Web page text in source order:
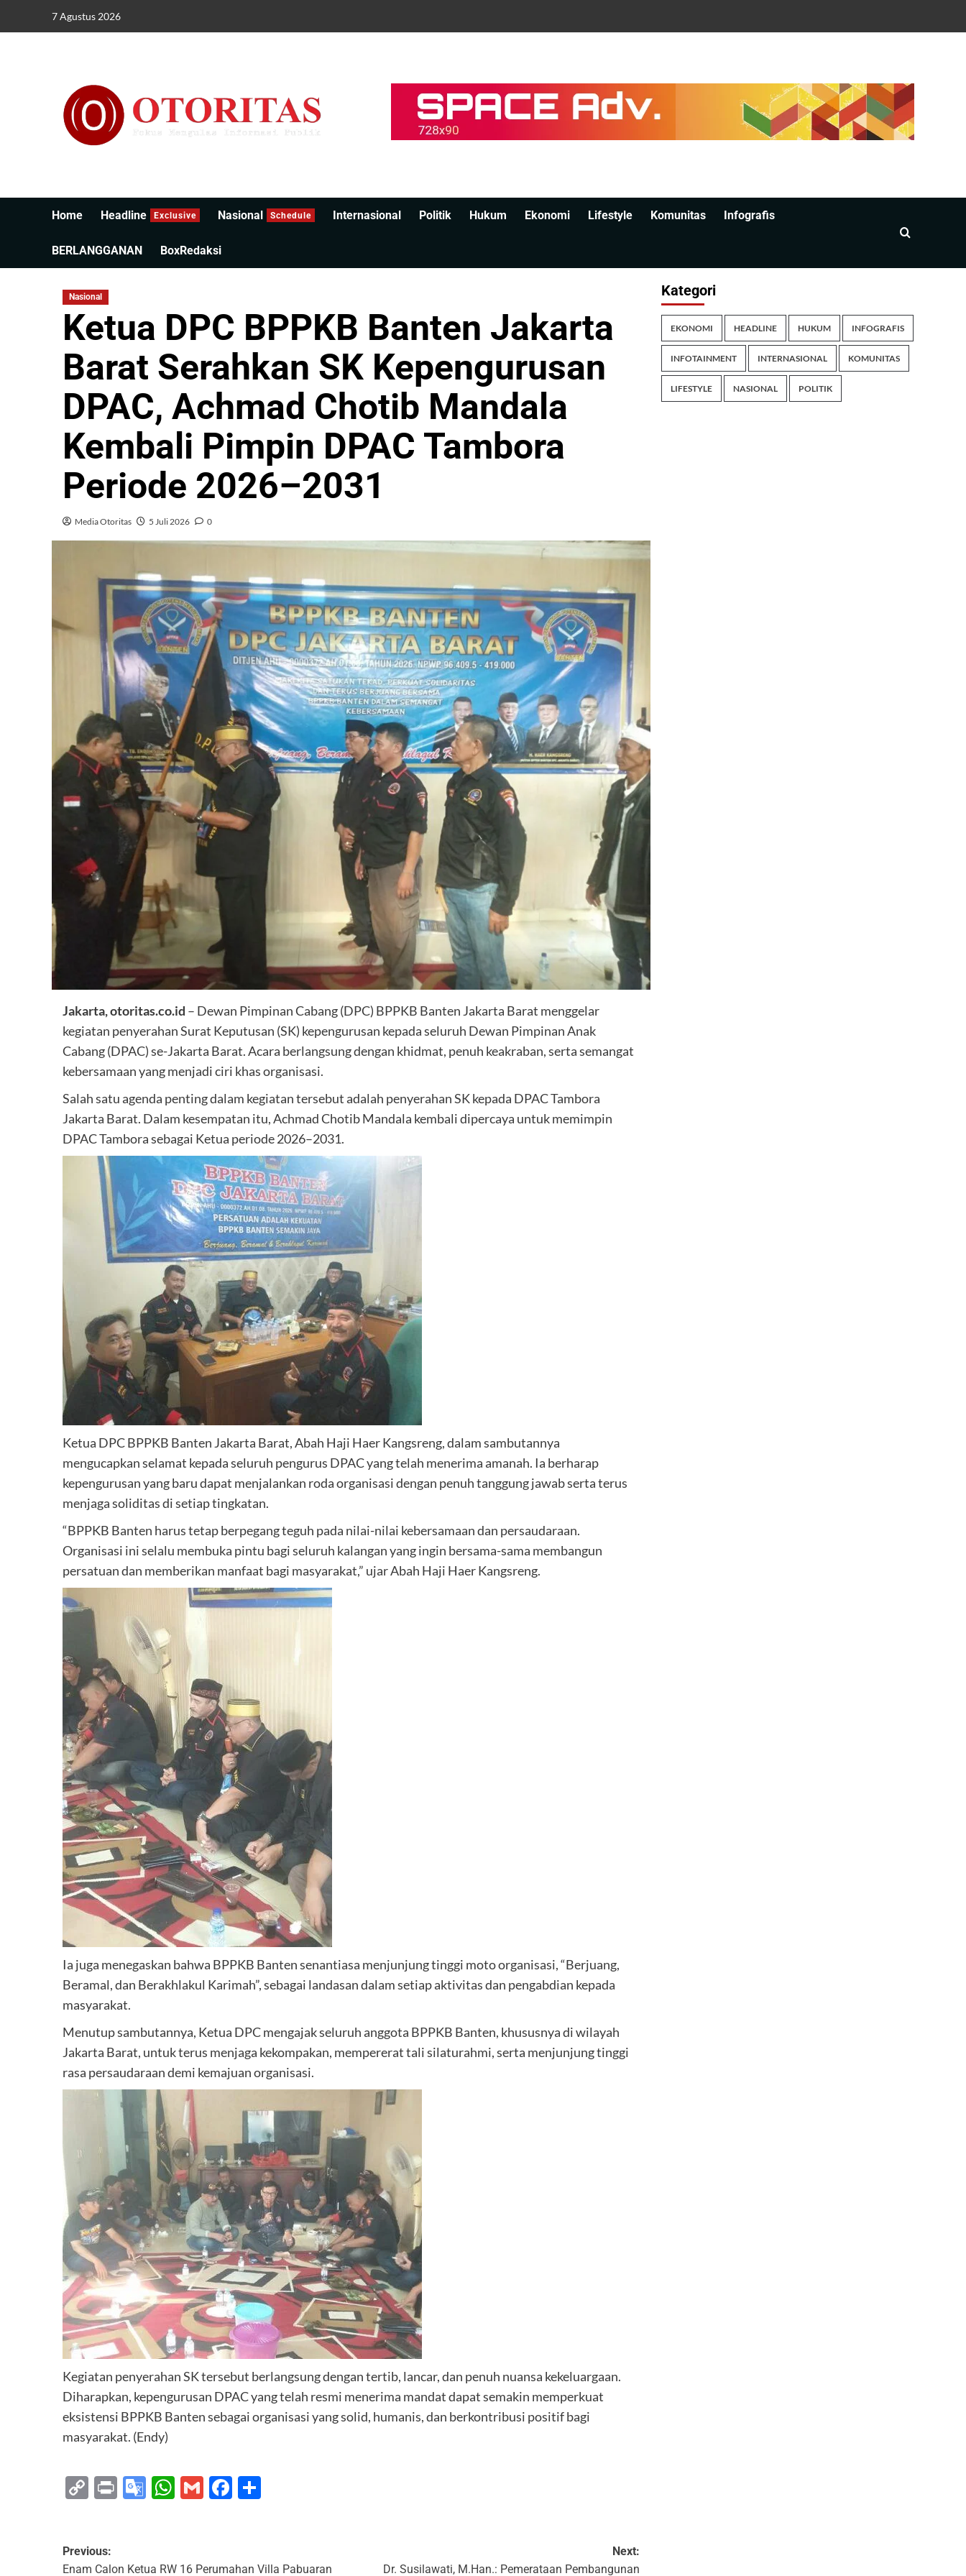
7 Agustus 2026
Home Headline Exclusive Nasional Schedule Internasional Politik Hukum Ekonomi Lifestyle Komunitas Infografis
BERLANGGANAN BoxRedaksi
Nasional
Ketua DPC BPPKB Banten Jakarta
Barat Serahkan SK Kepengurusan
DPAC, Achmad Chotib Mandala
Kembali Pimpin DPAC Tambora
Periode 2026–2031
Media Otoritas 5 Juli 2026 0
Jakarta, otoritas.co.id – Dewan Pimpinan Cabang (DPC) BPPKB Banten Jakarta Barat menggelar
kegiatan penyerahan Surat Keputusan (SK) kepengurusan kepada seluruh Dewan Pimpinan Anak
Cabang (DPAC) se-Jakarta Barat. Acara berlangsung dengan khidmat, penuh keakraban, serta semangat
kebersamaan yang menjadi ciri khas organisasi.
Salah satu agenda penting dalam kegiatan tersebut adalah penyerahan SK kepada DPAC Tambora
Jakarta Barat. Dalam kesempatan itu, Achmad Chotib Mandala kembali dipercaya untuk memimpin
DPAC Tambora sebagai Ketua periode 2026–2031.
Ketua DPC BPPKB Banten Jakarta Barat, Abah Haji Haer Kangsreng, dalam sambutannya
mengucapkan selamat kepada seluruh pengurus DPAC yang telah menerima amanah. Ia berharap
kepengurusan yang baru dapat menjalankan roda organisasi dengan penuh tanggung jawab serta terus
menjaga soliditas di setiap tingkatan.
“BPPKB Banten harus tetap berpegang teguh pada nilai-nilai kebersamaan dan persaudaraan.
Organisasi ini selalu membuka pintu bagi seluruh kalangan yang ingin bersama-sama membangun
persatuan dan memberikan manfaat bagi masyarakat,” ujar Abah Haji Haer Kangsreng.
Ia juga menegaskan bahwa BPPKB Banten senantiasa menjunjung tinggi moto organisasi, “Berjuang,
Beramal, dan Berakhlakul Karimah”, sebagai landasan dalam setiap aktivitas dan pengabdian kepada
masyarakat.
Menutup sambutannya, Ketua DPC mengajak seluruh anggota BPPKB Banten, khususnya di wilayah
Jakarta Barat, untuk terus menjaga kekompakan, mempererat tali silaturahmi, serta menjunjung tinggi
rasa persaudaraan demi kemajuan organisasi.
Kegiatan penyerahan SK tersebut berlangsung dengan tertib, lancar, dan penuh nuansa kekeluargaan.
Diharapkan, kepengurusan DPAC yang telah resmi menerima mandat dapat semakin memperkuat
eksistensi BPPKB Banten sebagai organisasi yang solid, humanis, dan berkontribusi positif bagi
masyarakat. (Endy)
CopyPrintGoogle
WhatsApp
GmailFacebook
Previous:
Enam Calon Ketua RW 16 Perumahan Villa Pabuaran
Next:
Dr. Susilawati, M.Han.: Pemerataan Pembangunan
Kategori
EKONOMI HEADLINE HUKUM INFOGRAFIS
INFOTAINMENT INTERNASIONAL KOMUNITAS
LIFESTYLE NASIONAL POLITIK